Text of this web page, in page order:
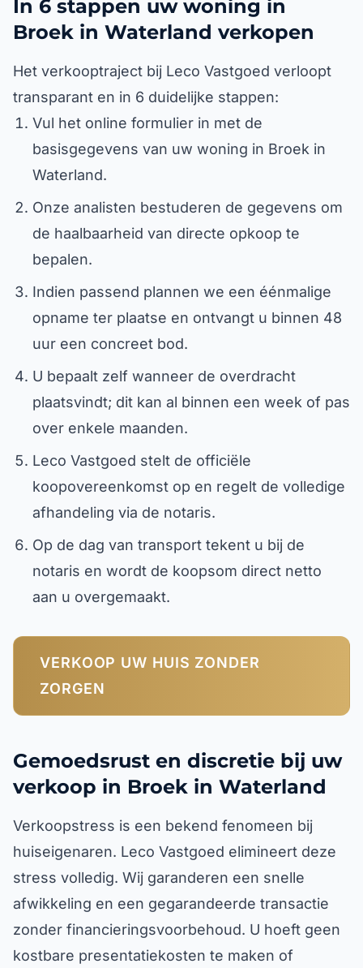
In 6 stappen uw woning in
Broek in Waterland verkopen
Het verkooptraject bij Leco Vastgoed verloopt
transparant en in 6 duidelijke stappen:
Vul het online formulier in met de
basisgegevens van uw woning in Broek in
Waterland.
Onze analisten bestuderen de gegevens om
de haalbaarheid van directe opkoop te
bepalen.
Indien passend plannen we een éénmalige
opname ter plaatse en ontvangt u binnen 48
uur een concreet bod.
U bepaalt zelf wanneer de overdracht
plaatsvindt; dit kan al binnen een week of pas
over enkele maanden.
Leco Vastgoed stelt de officiële
koopovereenkomst op en regelt de volledige
afhandeling via de notaris.
Op de dag van transport tekent u bij de
notaris en wordt de koopsom direct netto
aan u overgemaakt.
VERKOOP UW HUIS ZONDER
ZORGEN
Gemoedsrust en discretie bij uw
verkoop in Broek in Waterland
Verkoopstress is een bekend fenomeen bij
huiseigenaren. Leco Vastgoed elimineert deze
stress volledig. Wij garanderen een snelle
afwikkeling en een gegarandeerde transactie
zonder financieringsvoorbehoud. U hoeft geen
kostbare presentatiekosten te maken of